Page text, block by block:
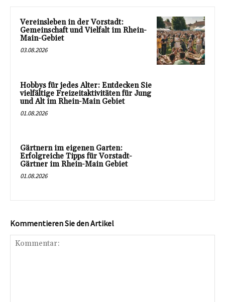
Vereinsleben in der Vorstadt:
Gemeinschaft und Vielfalt im Rhein-
Main-Gebiet
03.08.2026
Hobbys für jedes Alter: Entdecken Sie
vielfältige Freizeitaktivitäten für Jung
und Alt im Rhein-Main Gebiet
01.08.2026
Gärtnern im eigenen Garten:
Erfolgreiche Tipps für Vorstadt-
Gärtner im Rhein-Main Gebiet
01.08.2026
Kommentieren Sie den Artikel